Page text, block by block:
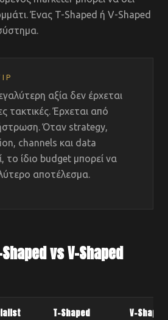
Ένας T-Shaped ή V-Shaped
αξία δεν έρχεται
τακτικές. Έρχεται από
Όταν strategy,
channels και data
το ίδιο budget μπορεί να
αποτέλεσμα.
vs V-Shaped
T-Shaped V-Shaped